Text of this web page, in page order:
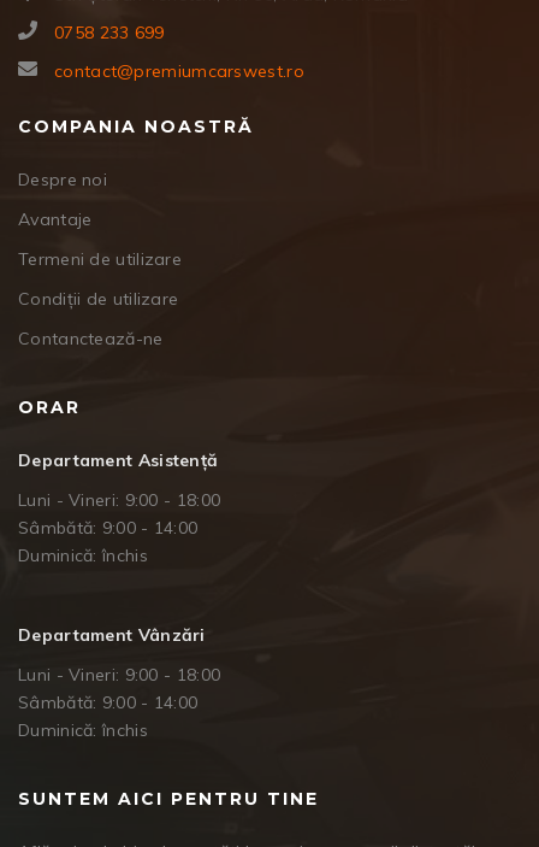
0758 233 699
contact@premiumcarswest.ro
COMPANIA NOASTRĂ
Despre noi
Avantaje
Termeni de utilizare
Condiții de utilizare
Contanctează-ne
ORAR
Departament Asistență
Luni - Vineri: 9:00 - 18:00
Sâmbătă: 9:00 - 14:00
Duminică: închis
Departament Vânzări
Luni - Vineri: 9:00 - 18:00
Sâmbătă: 9:00 - 14:00
Duminică: închis
SUNTEM AICI PENTRU TINE